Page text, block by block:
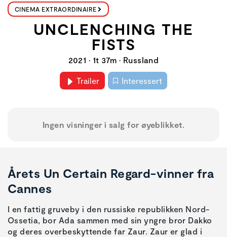
CINEMA EXTRAORDINAIRE
UNCLENCHING THE
FISTS
2021 • 1t 37m • Russland
Trailer Interessert
Ingen visninger i salg for øyeblikket.
Årets Un Certain Regard-vinner fra
Cannes
I en fattig gruveby i den russiske republikken Nord-
Ossetia, bor Ada sammen med sin yngre bror Dakko
og deres overbeskyttende far Zaur. Zaur er glad i